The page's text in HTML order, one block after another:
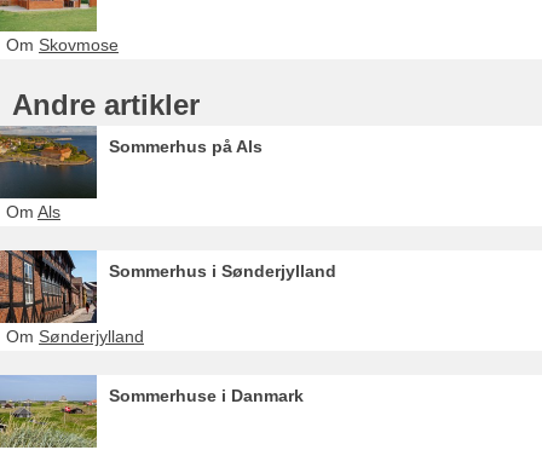
Om Skovmose
Andre artikler
Sommerhus på Als
Om Als
Sommerhus i Sønderjylland
Om Sønderjylland
Sommerhuse i Danmark